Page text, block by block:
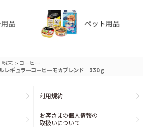
粉末 > コーヒー
レギュラーコーヒーモカブレンド 330ｇ
利用規約
お客さまの個人情報の
取扱いについて